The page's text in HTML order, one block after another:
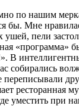
по нашим
бы. Мне
ушей, пели
«программа»
собирались
ресторанная
уместить при